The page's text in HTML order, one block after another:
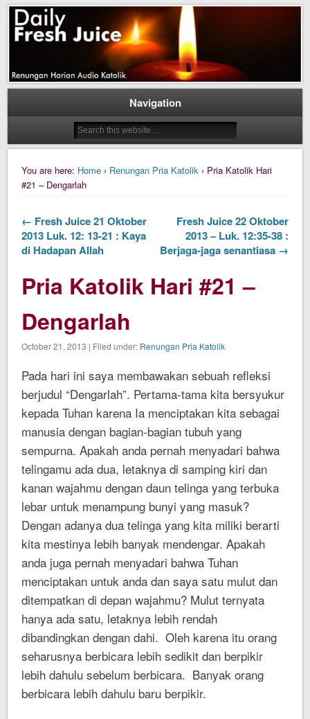
Daily Fresh Juice
Daily Fresh Juice Renungan Harian Katolik Menyejukkan dan Menyegarkan
Navigation
You are here: Home › Renungan Pria Katolik › Pria Katolik Hari
#21 – Dengarlah
← Fresh Juice 21 Oktober
2013 Luk. 12: 13-21 : Kaya
di Hadapan Allah
Fresh Juice 22 Oktober
2013 – Luk. 12:35-38 :
Berjaga-jaga senantiasa →
Pria Katolik Hari #21 –
Dengarlah
October 21, 2013 | Filed under: Renungan Pria Katolik
Pada hari ini saya membawakan sebuah refleksi
berjudul “Dengarlah”. Pertama-tama kita bersyukur
kepada Tuhan karena Ia menciptakan kita sebagai
manusia dengan bagian-bagian tubuh yang
sempurna. Apakah anda pernah menyadari bahwa
telingamu ada dua, letaknya di samping kiri dan
kanan wajahmu dengan daun telinga yang terbuka
lebar untuk menampung bunyi yang masuk?
Dengan adanya dua telinga yang kita miliki berarti
kita mestinya lebih banyak mendengar. Apakah
anda juga pernah menyadari bahwa Tuhan
menciptakan untuk anda dan saya satu mulut dan
ditempatkan di depan wajahmu? Mulut ternyata
hanya ada satu, letaknya lebih rendah
dibandingkan dengan dahi. Oleh karena itu orang
seharusnya berbicara lebih sedikit dan berpikir
lebih dahulu sebelum berbicara. Banyak orang
berbicara lebih dahulu baru berpikir.